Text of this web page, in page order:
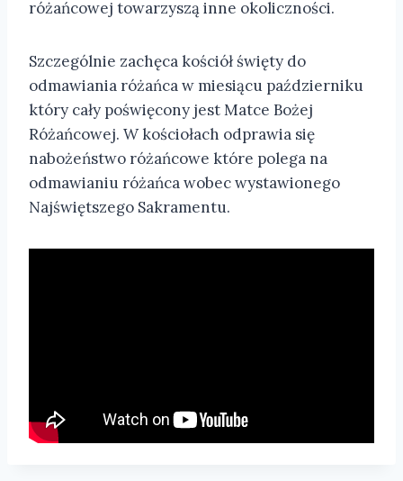
różańcowej towarzyszą inne okoliczności.
Szczególnie zachęca kościół święty do
odmawiania różańca w miesiącu październiku
który cały poświęcony jest Matce Bożej
Różańcowej. W kościołach odprawia się
nabożeństwo różańcowe które polega na
odmawianiu różańca wobec wystawionego
Najświętszego Sakramentu.